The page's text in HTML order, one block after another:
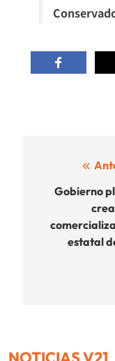
entradas
Gobierno
estatal